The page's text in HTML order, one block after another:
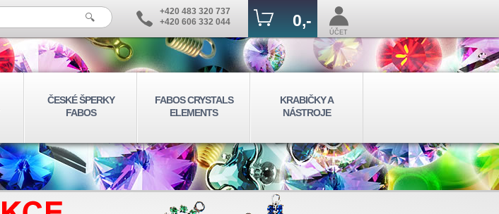
+420 483 320 737
+420 606 332 044
0,-
ÚČET
ČESKÉ ŠPERKY
FABOS
FABOS CRYSTALS
ELEMENTS
KRABIČKY A
NÁSTROJE